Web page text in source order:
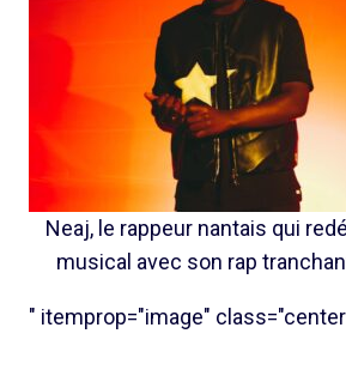
Neaj, le rappeur nantais qui
musical avec son rap
" itemprop="image"